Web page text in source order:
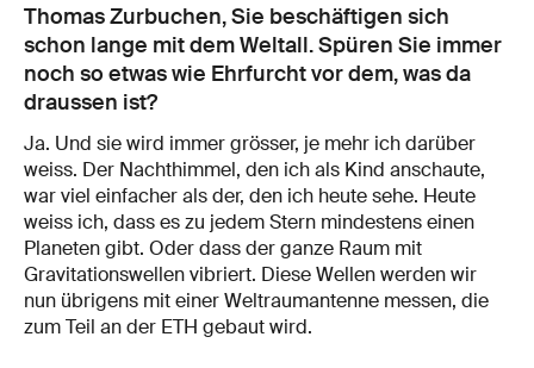
Thomas Zurbuchen, Sie beschäftigen sich
schon lange mit dem Weltall. Spüren Sie immer
noch so etwas wie Ehrfurcht vor dem, was da
draussen ist?
Ja. Und sie wird immer grösser, je mehr ich darüber
weiss. Der Nachthimmel, den ich als Kind anschaute,
war viel einfacher als der, den ich heute sehe. Heute
weiss ich, dass es zu jedem Stern mindestens einen
Planeten gibt. Oder dass der ganze Raum mit
Gravitationswellen vibriert. Diese Wellen werden wir
nun übrigens mit einer Weltraumantenne messen, die
zum Teil an der ETH gebaut wird.